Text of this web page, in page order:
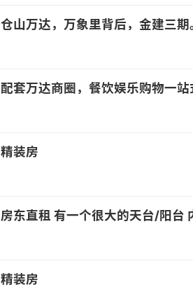
仓山万达，万象里背后，金建三期。 [玫瑰]五号线地铁口[玫瑰] 1. 外独
配套万达商圈，餐饮娱乐购物一站式，地域繁华商圈热
精装房
房东直租 有一个很大的天台/阳台
精装房